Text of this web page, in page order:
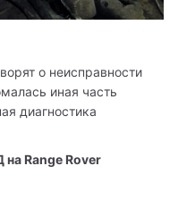
о неисправности
иная часть
диагностика
Range Rover